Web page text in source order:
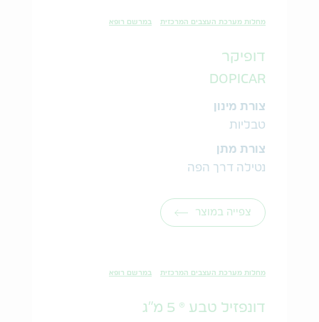
מחלות מערכת העצבים המרכזית במרשם רופא
דופיקר
DOPICAR
צורת מינון
טבליות
צורת מתן
נטילה דרך הפה
צפייה במוצר
מחלות מערכת העצבים המרכזית במרשם רופא
דונפזיל טבע ® 5 מ"ג